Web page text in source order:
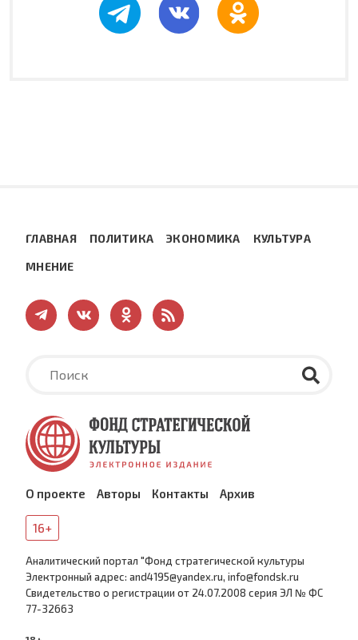
ГЛАВНАЯ ПОЛИТИКА ЭКОНОМИКА КУЛЬТУРА
МНЕНИЕ
О проекте Авторы Контакты Архив
16+
Аналитический портал "Фонд стратегической культуры
Электронный адрес: and4195@yandex.ru, info@fondsk.ru
Cвидетельство о регистрации от 24.07.2008 серия ЭЛ № ФС
77-32663